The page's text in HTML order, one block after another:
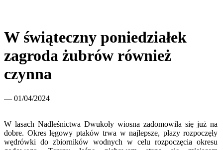
W świąteczny poniedziałek
zagroda żubrów również
czynna
— 01/04/2024
W lasach Nadleśnictwa Dwukoły wiosna zadomowiła się już na
dobre. Okres lęgowy ptaków trwa w najlepsze, płazy rozpoczęły
wędrówki do zbiorników wodnych w celu rozpoczęcia okresu